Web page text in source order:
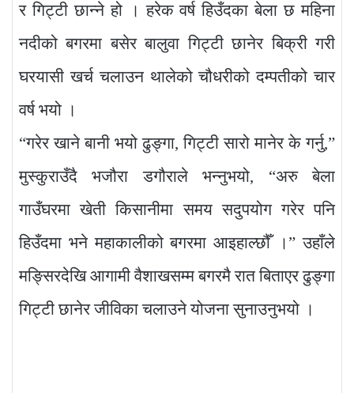
र गिट्टी छान्ने हो । हरेक वर्ष हिउँदका बेला छ महिना
नदीको बगरमा बसेर बालुवा गिट्टी छानेर बिक्री गरी
घरयासी खर्च चलाउन थालेको चौधरीको दम्पतीको चार
वर्ष भयो ।
“गरेर खाने बानी भयो ढुङ्गा, गिट्टी सारो मानेर के गर्नु,”
मुस्कुराउँदै भजौरा डगौराले भन्नुभयो, “अरु बेला
गाउँघरमा खेती किसानीमा समय सदुपयोग गरेर पनि
हिउँदमा भने महाकालीको बगरमा आइहाल्छौँ ।” उहाँले
मङ्सिरदेखि आगामी वैशाखसम्म बगरमै रात बिताएर ढुङ्गा
गिट्टी छानेर जीविका चलाउने योजना सुनाउनुभयो ।